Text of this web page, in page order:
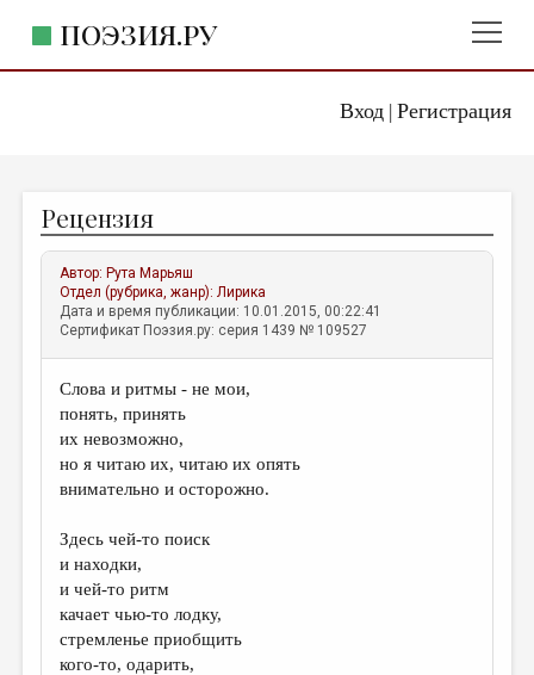
Вход| Регистрация
ПОЭЗИЯ.РУ
ЖАНРЫ
АВТОРЫ
КОММЕНТАРИИ
ЛИТСАЛОН
НОВОСТИ
ПРАВИЛА САЙТА
ОТДЕЛЫ И РУБРИКИ
ИЗБРАННОЕ
ДАЙДЖЕСТ
ПРОИЗВЕДЕНИЯ
ПЕРЕВОДЫ
Рецензия
Автор: Рута Марьяш
Отдел (рубрика, жанр):Лирика
Дата и время публикации: 10.01.2015, 00:22:41
Сертификат Поэзия.ру: серия 1439 № 109527
Слова и ритмы - не мои,
понять, принять
их невозможно,
но я читаю их, читаю их опять
внимательно и осторожно.
Здесь чей-то поиск
и находки,
и чей-то ритм
качает чью-то лодку,
стремленье приобщить
кого-то, одарить,